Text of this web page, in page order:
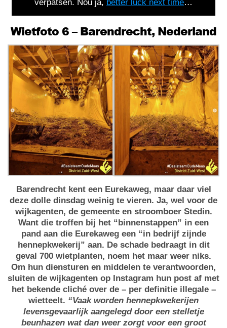
verpatsen. Nou ja, better luck next time…
Wietfoto 6 – Barendrecht, Nederland
Barendrecht kent een Eurekaweg, maar daar viel
deze dolle dinsdag weinig te vieren. Ja, wel voor de
wijkagenten, de gemeente en stroomboer Stedin.
Want die troffen bij het “binnenstappen” in een
pand aan die Eurekaweg een “in bedrijf zijnde
hennepkwekerij” aan. De schade bedraagt in dit
geval 700 wietplanten, noem het maar weer niks.
Om hun diensturen en middelen te verantwoorden,
sluiten de wijkagenten op Instagram hun post af met
het bekende cliché over de – per definitie illegale –
wietteelt. “Vaak worden hennepkwekerijen
levensgevaarlijk aangelegd door een stelletje
beunhazen wat dan weer zorgt voor een groot